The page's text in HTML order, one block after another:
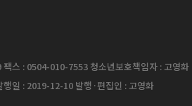
스 : 0504-010-7553 청소년보호책임자 : 고영화
일 : 2019-12-10 발행·편집인 : 고영화